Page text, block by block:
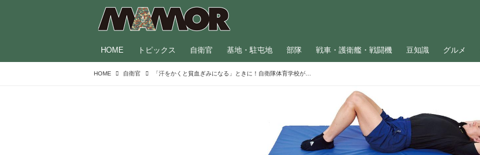
HOME トピックス 自衛官 基地・駐屯地 部隊 戦車・護衛艦・戦闘機 豆知識 グルメ
HOME 自衛官 「汗をかくと貧血ぎみになる」ときに！自衛隊体育学校が教える、おなかひねりストレッチ